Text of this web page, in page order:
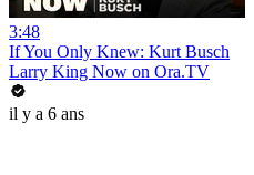
3:48
If You Only Knew: Kurt Busch
Larry King Now on Ora.TV
il y a 6 ans